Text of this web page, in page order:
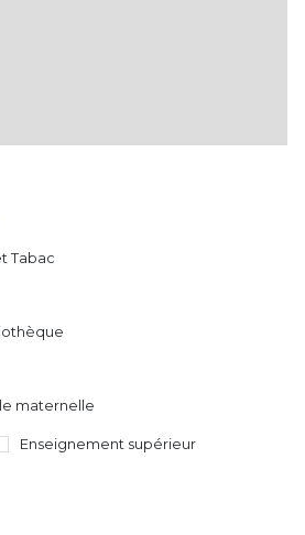
Tabac
maternelle
Enseignement supérieur